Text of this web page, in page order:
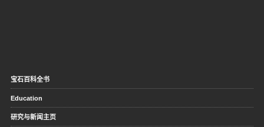
宝石百科全书
Education
研究与新闻主页